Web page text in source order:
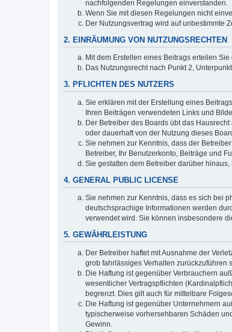
nachfolgenden Regelungen einverstanden.
Wenn Sie mit diesen Regelungen nicht
Der Nutzungsvertrag wird auf unbestimmte
2. EINRÄUMUNG VON NUTZUNGSRECHTEN
Mit dem Erstellen eines Beitrags erteilen
Das Nutzungsrecht nach Punkt 2,
3. PFLICHTEN DES NUTZERS
Sie erklären mit der Erstellung eines
Ihren Beiträgen verwendeten Links und
Der Betreiber des Boards übt das
oder dauerhaft von der Nutzung dieses
Sie nehmen zur Kenntnis, dass der
Betreiber, Ihr Benutzerkonto, Beiträge und
Sie gestatten dem Betreiber darüber
4. GENERAL PUBLIC LICENSE
Sie nehmen zur Kenntnis, dass es sich bei
deutschsprachige Informationen werden
verwendet wird. Sie können insbesondere
5. GEWÄHRLEISTUNG
Der Betreiber haftet mit Ausnahme der
grob fahrlässiges Verhalten zurückzuführen
Die Haftung ist gegenüber Verbrauchern
wesentlicher Vertragspflichten
begrenzt. Dies gilt auch für mittelbare
Die Haftung ist gegenüber Unternehmern
typischerweise vorhersehbaren Schäden
Gewinn.